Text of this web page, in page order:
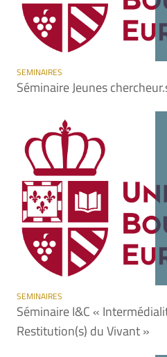
SEMINAIRES
Séminaire Jeunes
SEMINAIRES
Séminaire I&C «
Restitution(s) du Vivant »